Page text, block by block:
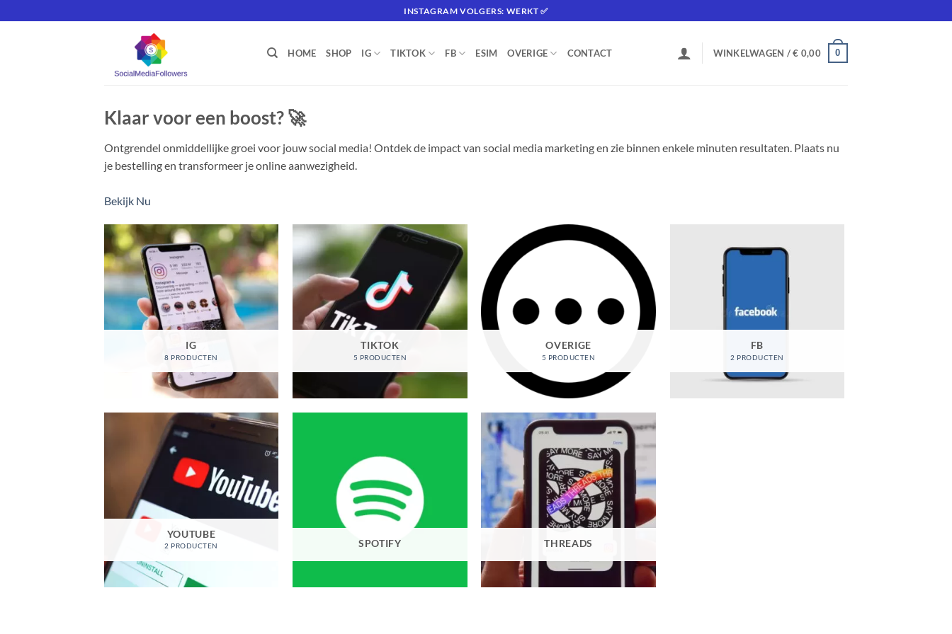
naar
INSTAGRAM VOLGERS: WERKT ✅
HOME SHOP IG TIKTOK FB ESIM OVERIGE CONTACT WINKELWAGEN /€ 0,00 0
Klaar voor een boost? 🚀
Ontgrendel onmiddellijke groei voor jouw social media! Ontdek de impact van social media marketing en zie binnen enkele minuten resultaten. Plaats nu
je bestelling en transformeer je online aanwezigheid.
Bekijk Nu
IG
8 PRODUCTEN
TIKTOK
5 PRODUCTEN
OVERIGE
5 PRODUCTEN
FB
2 PRODUCTEN
YOUTUBE
2 PRODUCTEN SPOTIFY THREADS